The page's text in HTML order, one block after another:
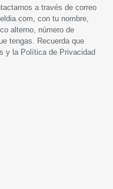
a través de correo
, con tu nombre,
alterno, número de
tengas. Recuerda que
y la Política de Privacidad